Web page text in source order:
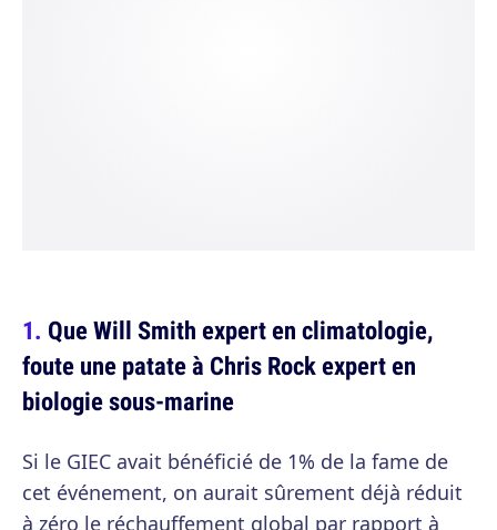
Que Will Smith expert en climatologie,
foute une patate à Chris Rock expert en
biologie sous-marine
Si le GIEC avait bénéficié de 1% de la fame de
cet événement, on aurait sûrement déjà réduit
à zéro le réchauffement global par rapport à